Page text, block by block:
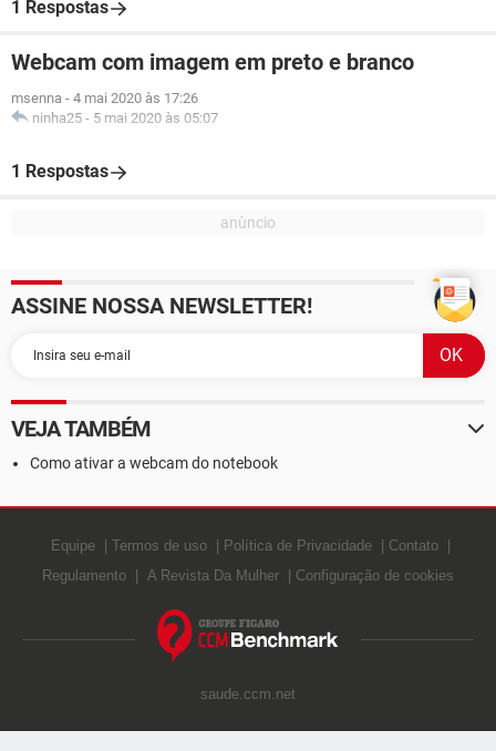
1 Respostas
Webcam com imagem em preto e branco
msenna - 4 mai 2020 às 17:26
ninha25 - 5 mai 2020 às 05:07
1 Respostas
ASSINE NOSSA NEWSLETTER!
VEJA TAMBÉM
Como ativar a webcam do notebook
Equipe Termos de uso Política de Privacidade
Contato
Regulamento
A Revista Da Mulher Configuração de cookies
saude.ccm.net